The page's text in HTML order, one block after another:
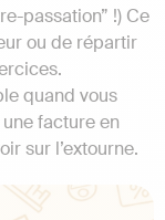
passation” !) Ce
ou de répartir
quand vous
facture en
sur l’extourne.